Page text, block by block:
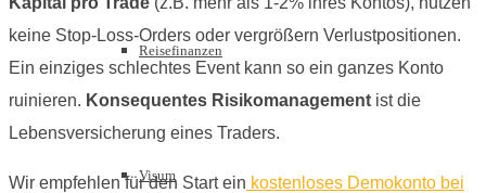
Reisefinanzen
Visum
keine Stop-Loss-Orders oder vergrößern Verlustpositionen.
Ein einziges schlechtes Event kann so ein ganzes Konto
ruinieren. Konsequentes Risikomanagement ist die
Lebensversicherung eines Traders.
Wir empfehlen für den Start ein kostenloses Demokonto bei